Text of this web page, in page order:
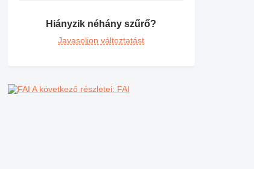
Hiányzik néhány szűrő?
Javasoljon változtatást
A következő részletei: FAI